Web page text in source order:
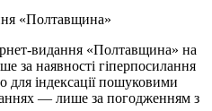
«Полтавщина»
видання «Полтавщина» на
за наявності гіперпосилання
для індексації пошуковими
— лише за погодженням з